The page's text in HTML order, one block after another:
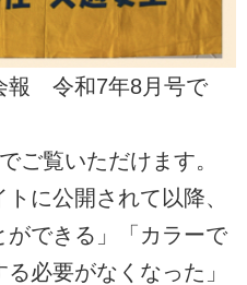
報 令和7年8月号で
ご覧いただけます。
に公開されて以降、
ができる」「カラーで
必要がなくなった」